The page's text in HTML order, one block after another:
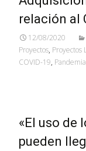
relación al
12/08/2020
Proyectos, Proyectos
COVID-19, Pandemia
«El uso de
pueden